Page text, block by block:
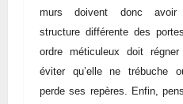
murs doivent donc avoir
structure différente des
ordre méticuleux doit régner
éviter qu’elle ne trébuche
perde ses repères. Enfin,